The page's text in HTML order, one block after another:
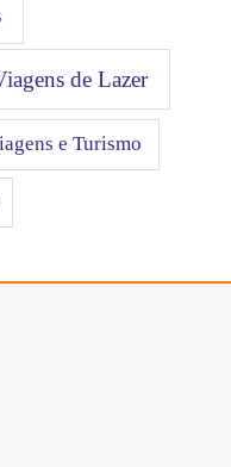
de Lazer
e Turismo